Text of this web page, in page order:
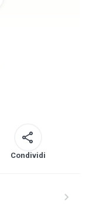
Condividi